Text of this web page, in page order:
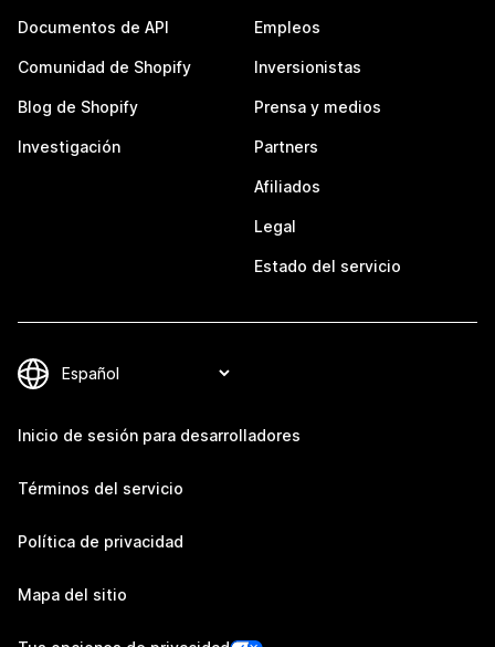
Documentos de API
Comunidad de Shopify
Blog de Shopify
Investigación
Empleos
Inversionistas
Prensa y medios
Partners
Afiliados
Legal
Estado del servicio
Inicio de sesión para desarrolladores
Términos del servicio
Política de privacidad
Mapa del sitio